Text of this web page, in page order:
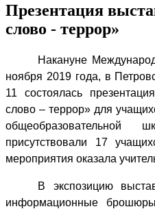
Презентация
слово - террор»
Накануне
ноября 2019 года, в
11 состоялась
слово – террор» для
общеобразовательной
присутствовали 17
мероприятия оказала
В экспозицию
информационные